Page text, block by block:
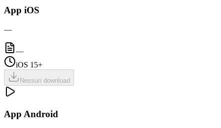
App iOS
—
—
iOS 15+
Nessun download
App Android